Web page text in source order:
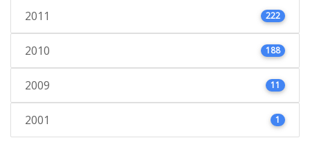
2011 222
2010 188
2009 11
2001 1